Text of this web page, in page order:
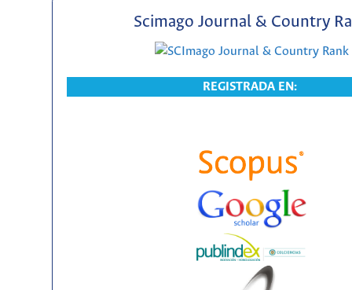
Scimago Journal & Country
REGISTRADA EN: